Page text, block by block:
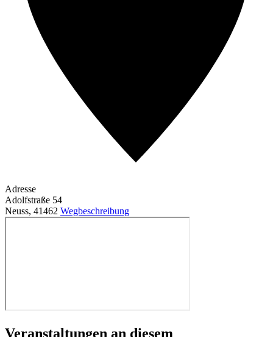
Adresse
Adolfstraße 54
Neuss, 41462 Wegbeschreibung
Veranstaltungen an diesem